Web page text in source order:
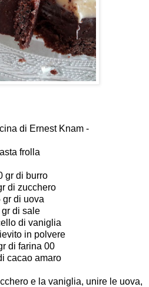
di Ernest Knam -
frolla
gr di burro
di zucchero
gr di uova
gr di sale
di vaniglia
in polvere
di farina 00
cacao amaro
e la vaniglia, unire le uova,